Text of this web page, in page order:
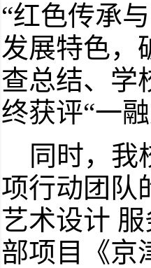
“红色传承
发展特色，
查总结、学
终获评“一
同时，我
项行动团队
艺术设计
部项目《京